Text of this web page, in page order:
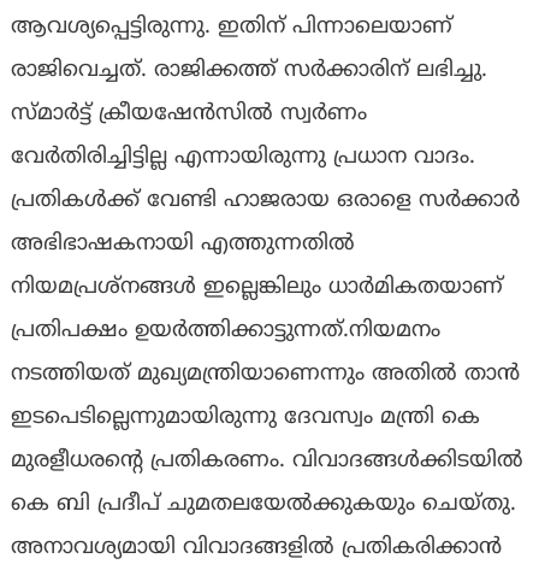
ആവശ്യപ്പെട്ടിരുന്നു. ഇതിന് പിന്നാലെയാണ്
രാജിവെച്ചത്. രാജിക്കത്ത് സര്‍ക്കാരിന് ലഭിച്ചു.
സ്മാര്‍ട്ട് ക്രീയഷേന്‍സില്‍ സ്വര്‍ണം
വേര്‍തിരിച്ചിട്ടില്ല എന്നായിരുന്നു പ്രധാന വാദം.
പ്രതികള്‍ക്ക് വേണ്ടി ഹാജരായ ഒരാളെ സര്‍ക്കാര്‍
അഭിഭാഷകനായി എത്തുന്നതില്‍
നിയമപ്രശ്നങ്ങള്‍ ഇല്ലെങ്കിലും ധാര്‍മികതയാണ്
പ്രതിപക്ഷം ഉയര്‍ത്തിക്കാട്ടുന്നത്.നിയമനം
നടത്തിയത് മുഖ്യമന്ത്രിയാണെന്നും അതില്‍ താന്‍
ഇടപെടില്ലെന്നുമായിരുന്നു ദേവസ്വം മന്ത്രി കെ
മുരളീധരന്റെ പ്രതികരണം. വിവാദങ്ങള്‍ക്കിടയില്‍
കെ ബി പ്രദീപ് ചുമതലയേല്‍ക്കുകയും ചെയ്തു.
അനാവശ്യമായി വിവാദങ്ങളില്‍ പ്രതികരിക്കാന്‍